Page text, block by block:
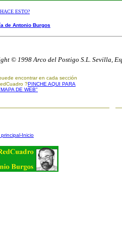
ESTO?
de Antonio Burgos
© 1998 Arco del Postigo S.L. Sevilla,
encontrar en cada sección
?PINCHE AQUI PARA
DE WEB"
Inicio